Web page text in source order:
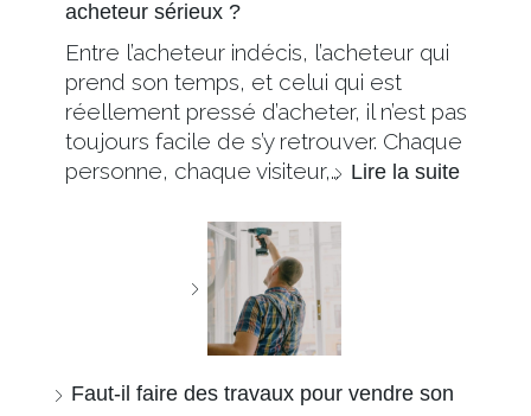
acheteur sérieux ?
Entre l’acheteur indécis, l’acheteur qui
prend son temps, et celui qui est
réellement pressé d’acheter, il n’est pas
toujours facile de s’y retrouver. Chaque
personne, chaque visiteur,… Lire la suite
Faut-il faire des travaux pour vendre son